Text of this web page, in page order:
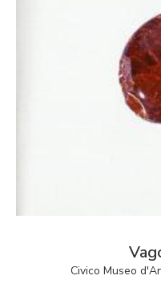
Civico Museo